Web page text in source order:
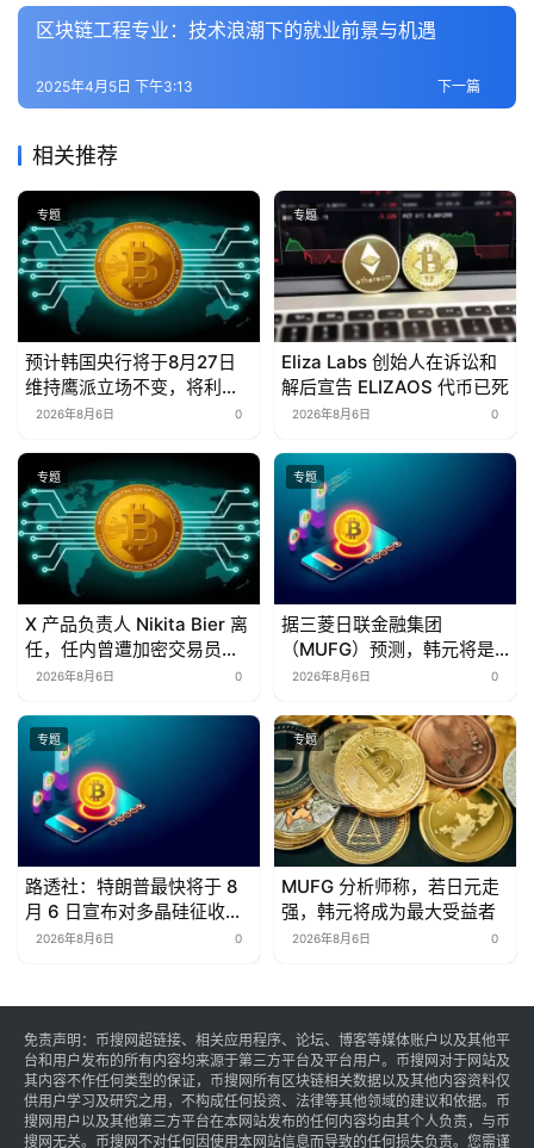
区块链工程专业：技术浪潮下的就业前景与机遇
下一篇
2025年4月5日 下午3:13
相关推荐
专题
预计韩国央行将于8月27日
维持鹰派立场不变，将利率
维持在2.75%。
2026年8月6日 0
专题
Eliza Labs 创始人在诉讼和
解后宣告 ELIZAOS 代币已死
2026年8月6日 0
专题
X 产品负责人 Nikita Bier 离
任，任内曾遭加密交易员指
控限制帖子传播
2026年8月6日 0
专题
据三菱日联金融集团
（MUFG）预测，韩元将是
从日元走强中受益最多的货
2026年8月6日 0
专题
路透社：特朗普最快将于 8
月 6 日宣布对多晶硅征收
15% 关税并设定最低价格
2026年8月6日 0
专题
MUFG 分析师称，若日元走
强，韩元将成为最大受益者
2026年8月6日 0
免责声明：币搜网超链接、相关应用程序、论坛、博客等媒体账户以及其他平
台和用户发布的所有内容均来源于第三方平台及平台用户。币搜网对于网站及
其内容不作任何类型的保证，币搜网所有区块链相关数据以及其他内容资料仅
供用户学习及研究之用，不构成任何投资、法律等其他领域的建议和依据。币
搜网用户以及其他第三方平台在本网站发布的任何内容均由其个人负责，与币
搜网无关。币搜网不对任何因使用本网站信息而导致的任何损失负责。您需谨